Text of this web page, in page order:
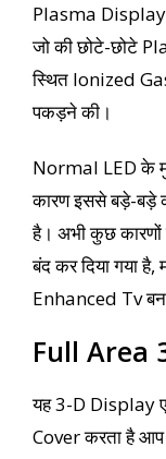
Plasma Display
जो की छोटे-छोटे
स्थित Ionized
पकड़ने की।
Normal LED के
कारण इससे बड़े-बड़े
है। अभी कुछ
बंद कर दिया गया
Enhanced Tv
Full Area
यह 3-D Display
Cover करता है